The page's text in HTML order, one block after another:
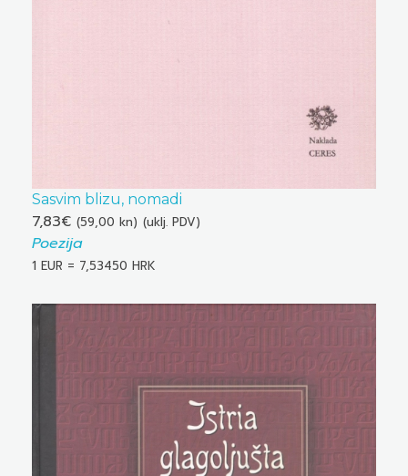
Sasvim blizu, nomadi
7,83€ (59,00 kn) (uklj. PDV)
Poezija
1 EUR = 7,53450 HRK